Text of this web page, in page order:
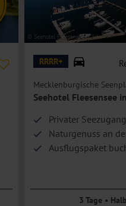
© Seehotel Fleesensee
RRRR+
Mecklenburgische
Seehotel Fleesensee
Privater Seezugang
Naturgenuss an
Ausflugspaket
3 Tage •